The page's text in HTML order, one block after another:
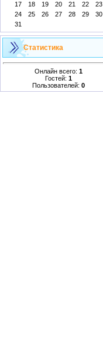
17
18 19 20 21 22
23
24
25 26 27 28 29
30
31
Статистика
Онлайн всего: 1
Гостей: 1
Пользователей: 0